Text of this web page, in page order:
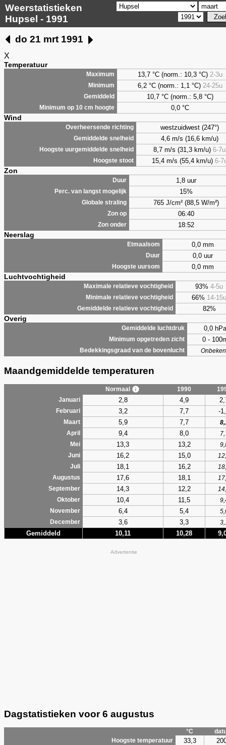
Weerstatistieken
Hupsel - 1991
do 21 mrt 1991
X
Temperatuur
Maximum 13,7 °C (norm.: 10,3 °C) 2-3u
Minimum 6,2°C (norm.: 1,1 °C) 24-25u
Gemiddeld 10,7 °C (norm.: 5,8 °C)
Minimum op 10 cm hoogte 0,0°C
Wind
Overheersende richting westzuidwest (247°)
Gemiddelde snelheid 4,6 m/s (16,6 km/u)
Hoogste uurgemiddelde snelheid 8,7 m/s (31,3 km/u) 6-7u
Hoogste stoot 15,4 m/s (55,4 km/u) 6-
Zon
Duur 1,8 uur
Perc. van langst mogelijk 15%
Globale straling 765 J/cm² (88,5 W/m²)
Zon op 06:40
Zon onder 18:52
Neerslag
Etmaalsom 0,0 mm
Duur 0,0 uur
Hoogste uursom 0,0 mm
Luchtvochtigheid
Maximale relatieve vochtigheid 93% 4-5u
Minimale relatieve vochtigheid 66% 14-15u
Gemiddelde relatieve vochtigheid 82%
Overig
Gemiddelde luchtdruk 0,0 hPa
Minimum opgetreden zicht 0 -
Bedekkingsgraad van de bovenlucht
Maandgemiddelde temperaturen
Normaal 1990
Januari
2,8 4,9
Februari 3,2 7,7 -
Maart 5,9 7,7
April
9,4 8,0
Mei
13,3 13,2
Juni
16,2 15,0
Juli
18,1 16,2
Augustus
17,6 18,1
September
14,3 12,2
Oktober
10,4 11,5
November
6,4 5,4
December
3,6 3,3
Gemiddeld 10,11 10,28
Advertentie
Dagstatistieken voor 6 augustus
°C
Hoogste temperatuur
33,3